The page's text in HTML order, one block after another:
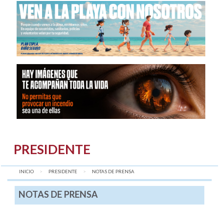
PRESIDENTE
INICIO PRESIDENTE AQUÍ:
NOTAS DE PRENSA
NOTAS DE PRENSA